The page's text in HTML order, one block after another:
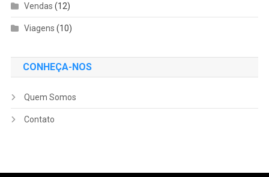
Vendas (12)
Viagens (10)
CONHEÇA-NOS
Quem Somos
Contato